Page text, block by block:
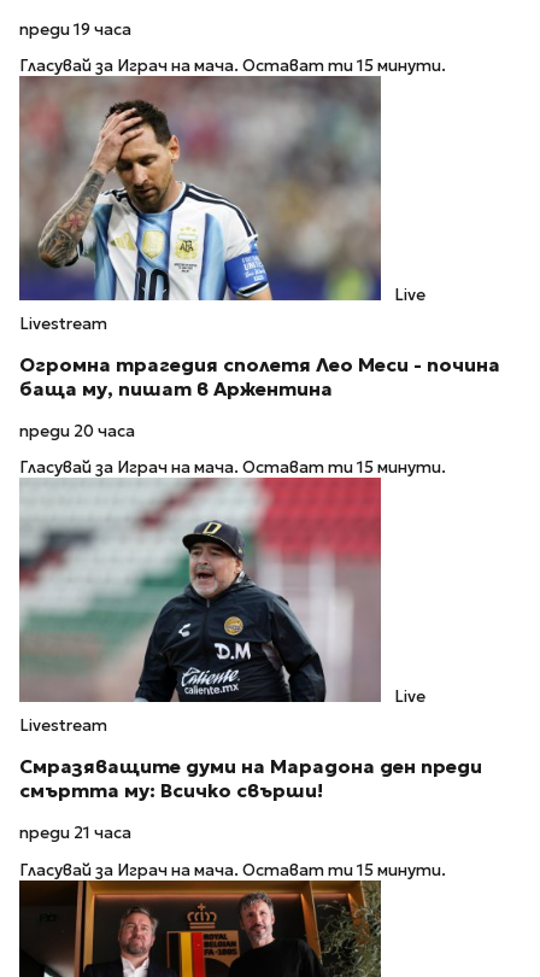
преди 19 часа
Гласувай за Играч на мача. Остават ти 15 минути.
Live
Livestream
Огромна трагедия сполетя Лео Меси - почина
баща му, пишат в Аржентина
преди 20 часа
Гласувай за Играч на мача. Остават ти 15 минути.
Live
Livestream
Смразяващите думи на Марадона ден преди
смъртта му: Всичко свърши!
преди 21 часа
Гласувай за Играч на мача. Остават ти 15 минути.